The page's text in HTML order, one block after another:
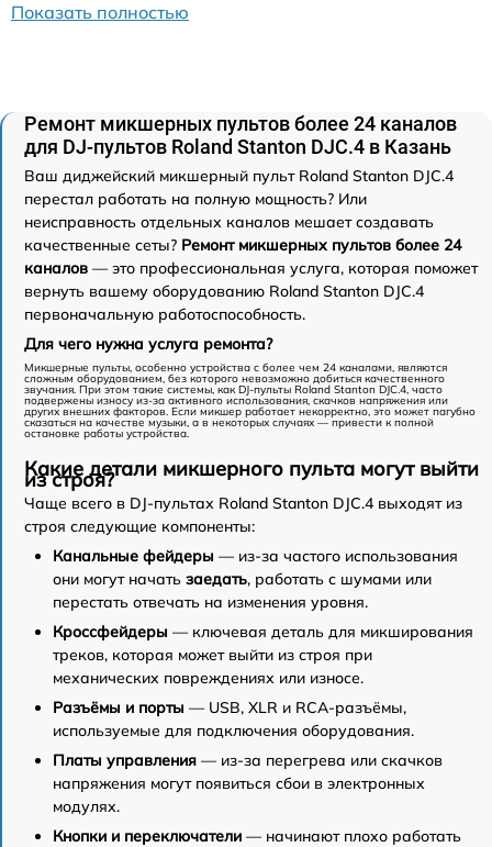
Показать полностью
Ремонт микшерных пультов более 24 каналов
для DJ-пультов Roland Stanton DJC.4 в Казань
Ваш диджейский микшерный пульт Roland Stanton DJC.4
перестал работать на полную мощность? Или
неисправность отдельных каналов мешает создавать
качественные сеты? Ремонт микшерных пультов более 24
каналов — это профессиональная услуга, которая поможет
вернуть вашему оборудованию Roland Stanton DJC.4
первоначальную работоспособность.
Для чего нужна услуга ремонта?
Микшерные пульты, особенно устройства с более чем 24 каналами, являются
сложным оборудованием, без которого невозможно добиться качественного
звучания. При этом такие системы, как DJ-пульты Roland Stanton DJC.4, часто
подвержены износу из-за активного использования, скачков напряжения или
других внешних факторов. Если микшер работает некорректно, это может пагубно
сказаться на качестве музыки, а в некоторых случаях — привести к полной
остановке работы устройства.
Какие детали микшерного пульта могут выйти
из строя?
Чаще всего в DJ-пультах Roland Stanton DJC.4 выходят из
строя следующие компоненты:
Канальные фейдеры — из-за частого использования
они могут начать заедать, работать с шумами или
перестать отвечать на изменения уровня.
Кроссфейдеры — ключевая деталь для микширования
треков, которая может выйти из строя при
механических повреждениях или износе.
Разъёмы и порты — USB, XLR и RCA-разъёмы,
используемые для подключения оборудования.
Платы управления — из-за перегрева или скачков
напряжения могут появиться сбои в электронных
модулях.
Кнопки и переключатели — начинают плохо работать